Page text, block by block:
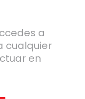
a
cualquier
en